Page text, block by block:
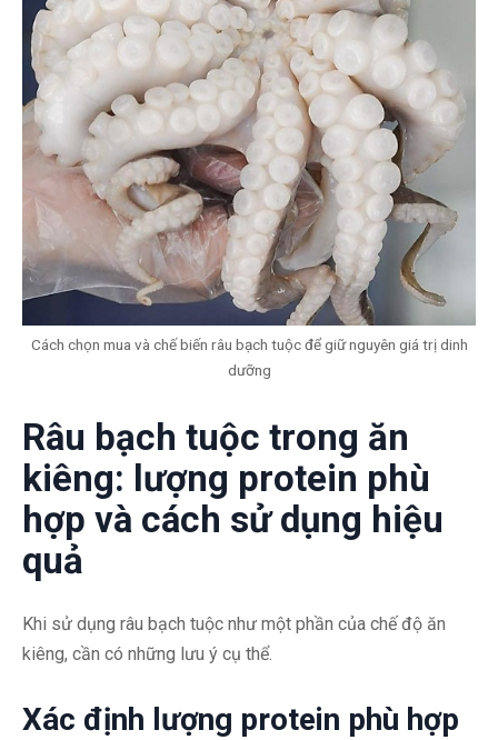
Cách chọn mua và chế biến râu bạch tuộc để giữ nguyên giá trị dinh
dưỡng
Râu bạch tuộc trong ăn
kiêng: lượng protein phù
hợp và cách sử dụng hiệu
quả
Khi sử dụng râu bạch tuộc như một phần của chế độ ăn
kiêng, cần có những lưu ý cụ thể.
Xác định lượng protein phù hợp